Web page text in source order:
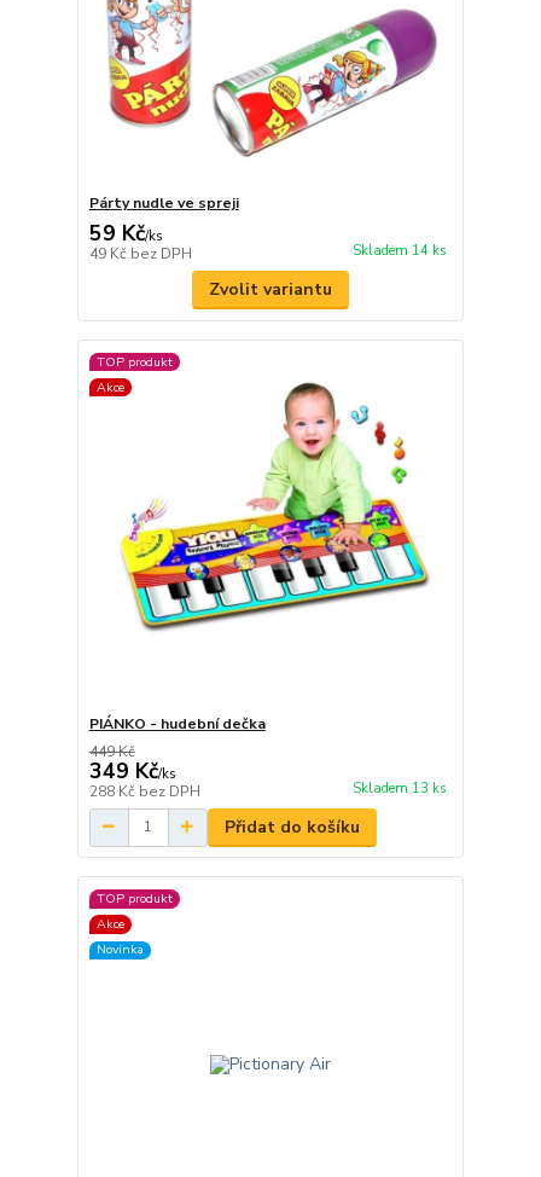
Párty nudle ve spreji
59 Kč/ks
49 Kč bez DPH Skladem 14 ks
Zvolit variantu
TOP produkt
Akce
PIÁNKO - hudební dečka
449 Kč
349 Kč/ks
288 Kč bez DPH Skladem 13 ks
Přidat do košíku
TOP produkt
Akce
Novinka